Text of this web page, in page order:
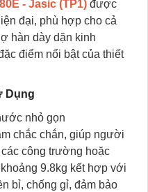
- Jasic (TP1) được
đại, phù hợp cho cả
hàn dày dặn kinh
điểm nổi bật của thiết
Dụng
nhỏ gọn
chắc chắn, giúp người
công trường hoặc
9.8kg kết hợp với
bỉ, chống gỉ, đảm bảo